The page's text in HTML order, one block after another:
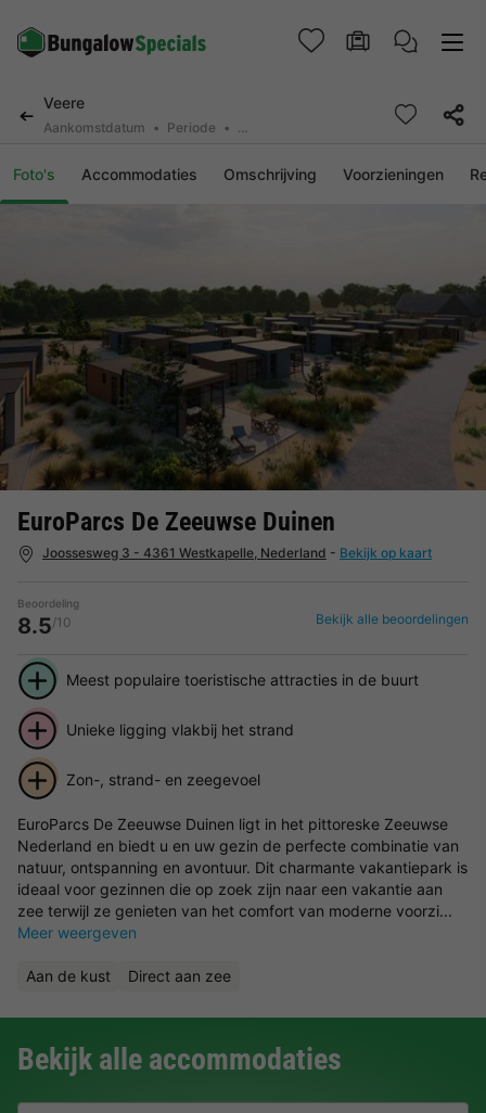
Veere
Aankomstdatum Periode 2 personen, 0 huisdier
Foto's Accommodaties Omschrijving Voorzieningen
EuroParcs De Zeeuwse Duinen
Joossesweg 3 - 4361 Westkapelle, Nederland - Bekijk op kaart
Beoordeling
8.5/10 Bekijk alle beoordelingen
Meest populaire toeristische attracties in de buurt
Unieke ligging vlakbij het strand
Zon-, strand- en zeegevoel
EuroParcs De Zeeuwse Duinen ligt in het pittoreske Zeeuwse
Nederland en biedt u en uw gezin de perfecte combinatie van
natuur, ontspanning en avontuur. Dit charmante vakantiepark is
ideaal voor gezinnen die op zoek zijn naar een vakantie aan
zee terwijl ze genieten van het comfort van moderne voorzi...
Meer weergeven
Aan de kust Direct aan zee
Bekijk alle accommodaties